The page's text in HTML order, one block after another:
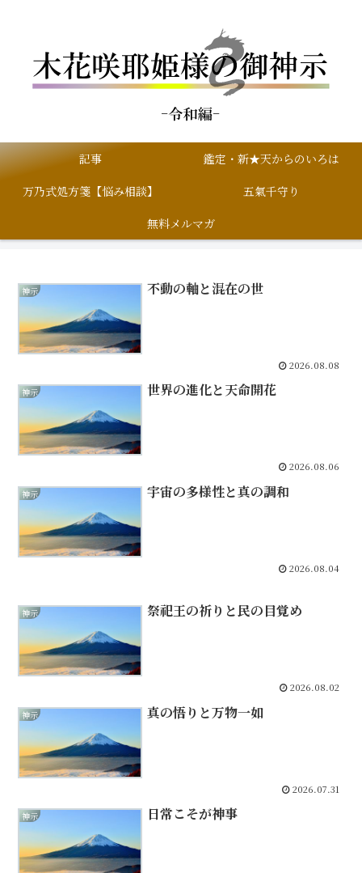
記事
鑑定・新★天からのいろは
万乃式処方箋【悩み相談】
五氣千守り
無料メルマガ
神示 不動の軸と混在の世
2026.08.08
神示 世界の進化と天命開花
2026.08.06
神示 宇宙の多様性と真の調和
2026.08.04
神示 祭祀王の祈りと民の目覚め
2026.08.02
神示 真の悟りと万物一如
2026.07.31
神示 日常こそが神事